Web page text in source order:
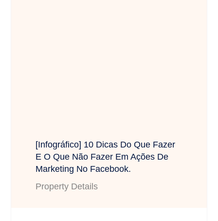
[Infográfico] 10 Dicas Do Que Fazer
E O Que Não Fazer Em Ações De
Marketing No Facebook.
Property Details